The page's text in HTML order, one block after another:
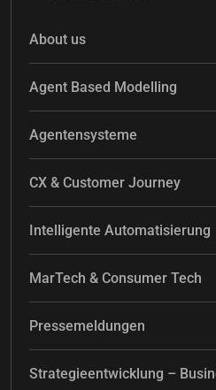
About us
Agent Based Modelling
Agentensysteme
CX & Customer Journey
Intelligente Automatisierung
MarTech & Consumer Tech
Pressemeldungen
Strategieentwicklung –